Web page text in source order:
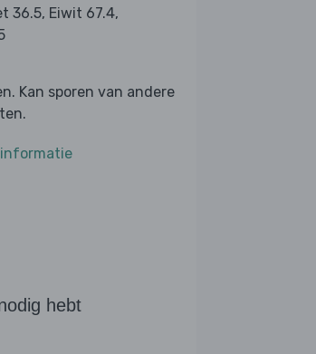
36.5, Eiwit 67.4,
Kan sporen van andere
hebt